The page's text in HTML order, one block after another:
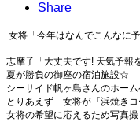
Share
女将「今年はなんでこんなに
志摩子「大丈夫です! 天気予報
夏が勝負の御座の宿泊施設☆
シーサイド帆ヶ島さんのホー
とりあえず 女将が「浜焼きコ
女将の希望に応えるため写真撮